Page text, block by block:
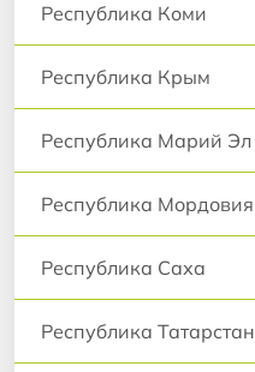
Республика Коми
Республика Крым
Республика Марий Эл
Республика Мордовия
Республика Саха
Республика Татарстан